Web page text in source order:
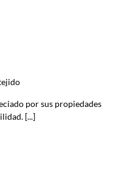
por sus propiedades
[...]